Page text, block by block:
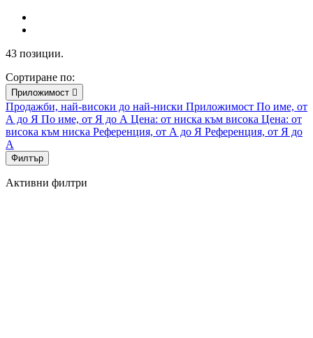
43 позиции.
Сортиране по:
Приложимост 
Продажби, най-високи до най-ниски Приложимост По име, от
А до Я По име, от Я до А Цена: от ниска към висока Цена: от
висока към ниска Референция, от А до Я Референция, от Я до
А
Филтър
Активни филтри